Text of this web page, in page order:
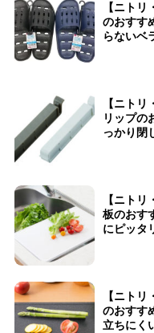
【ニト
のおすす
らないベ
【ニト
リップ
っかり閉
【ニト
板のおす
にピッタ
【ニト
のおすす
立ちにく